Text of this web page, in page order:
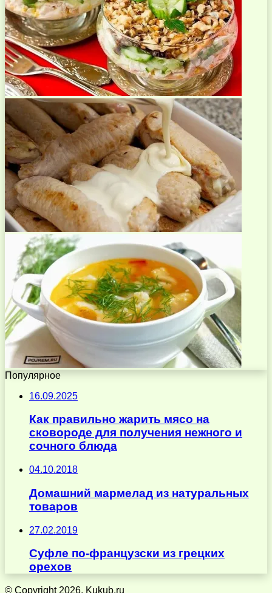
Популярное
16.09.2025
Как правильно жарить мясо на
сковороде для получения нежного и
сочного блюда
04.10.2018
Домашний мармелад из натуральных
товаров
27.02.2019
Суфле по-французски из грецких
орехов
© Copyright 2026, Kukub.ru